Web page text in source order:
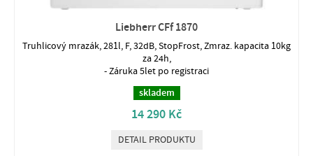
Liebherr CFf 1870
Truhlicový mrazák, 281l, F, 32dB, StopFrost, Zmraz. kapacita 10kg
za 24h,
- Záruka 5let po registraci
skladem
14 290 Kč
DETAIL PRODUKTU